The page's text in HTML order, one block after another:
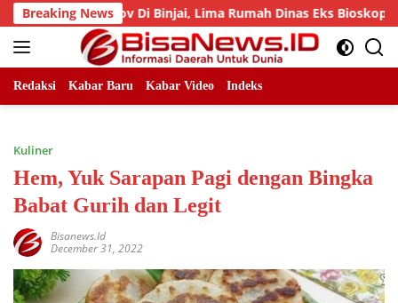
Skip
to
content
Breaking News
Pemprov Di Binjai, Lima Rumah Dinas Eks Bioskop Ria
Redaksi Kabar Baru Kabar Video Indeks
Kuliner
Hem, Yuk Sarapan Pagi dengan Bingka
Babat Gurih dan Legit
Bisanews.id
December 31, 2022